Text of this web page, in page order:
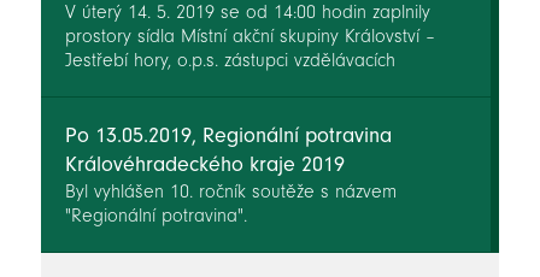
V úterý 14. 5. 2019 se od 14:00 hodin zaplnily
prostory sídla Místní akční skupiny Království –
Jestřebí hory, o.p.s. zástupci vzdělávacích
Po 13.05.2019, Regionální potravina
Královéhradeckého kraje 2019
Byl vyhlášen 10. ročník soutěže s názvem
"Regionální potravina".